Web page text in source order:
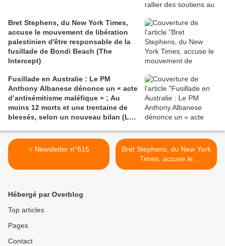
Bret Stephens, du New York Times,
accuse le mouvement de libération
palestinien d'être responsable de la
fusillade de Bondi Beach (The
Intercept)
Fusillade en Australie : Le PM
Anthony Albanese dénonce un « acte
d’antisémitisme maléfique » ; Au
moins 12 morts et une trentaine de
blessés, selon un nouveau bilan (Le
< Newsletter n°615
Bret Stephens, du New York
Times, accuse le
mouvement de libération
Hébergé par Overblog
Top articles
Pages
Contact